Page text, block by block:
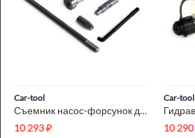
Car-tool
Съемник насос-форсунок для грузовиков Car-Tool CT-1855A
10 293₽
Car-tool
10 290